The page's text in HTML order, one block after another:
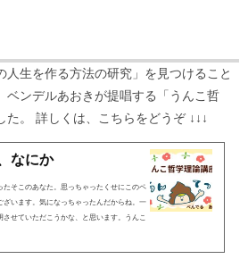
人生を作る方法の研究」を見つけること
ベンデルあおきが提唱する「うんこ哲
。 詳しくは、こちらをどうぞ ↓↓↓
なにか
そこのあなた。思っちゃったくせにこのペ
います。気になっちゃったんだからね。一
せていただこうかな、と思います。うんこ